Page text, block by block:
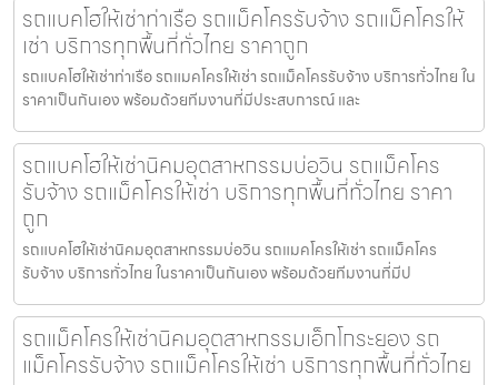
รถแบคโฮให้เช่าท่าเรือ รถแม็คโครรับจ้าง รถแม็คโครให้
เช่า บริการทุกพื้นที่ทั่วไทย ราคาถูก
รถแบคโฮให้เช่าท่าเรือ รถแมคโครให้เช่า รถแม็คโครรับจ้าง บริการทั่วไทย ใน
ราคาเป็นกันเอง พร้อมด้วยทีมงานที่มีประสบการณ์ และ
รถแบคโฮให้เช่านิคมอุตสาหกรรมบ่อวิน รถแม็คโคร
รับจ้าง รถแม็คโครให้เช่า บริการทุกพื้นที่ทั่วไทย ราคา
ถูก
รถแบคโฮให้เช่านิคมอุตสาหกรรมบ่อวิน รถแมคโครให้เช่า รถแม็คโคร
รับจ้าง บริการทั่วไทย ในราคาเป็นกันเอง พร้อมด้วยทีมงานที่มีป
รถแม็คโครให้เช่านิคมอุตสาหกรรมเอ็กโกระยอง รถ
แม็คโครรับจ้าง รถแม็คโครให้เช่า บริการทุกพื้นที่ทั่วไทย